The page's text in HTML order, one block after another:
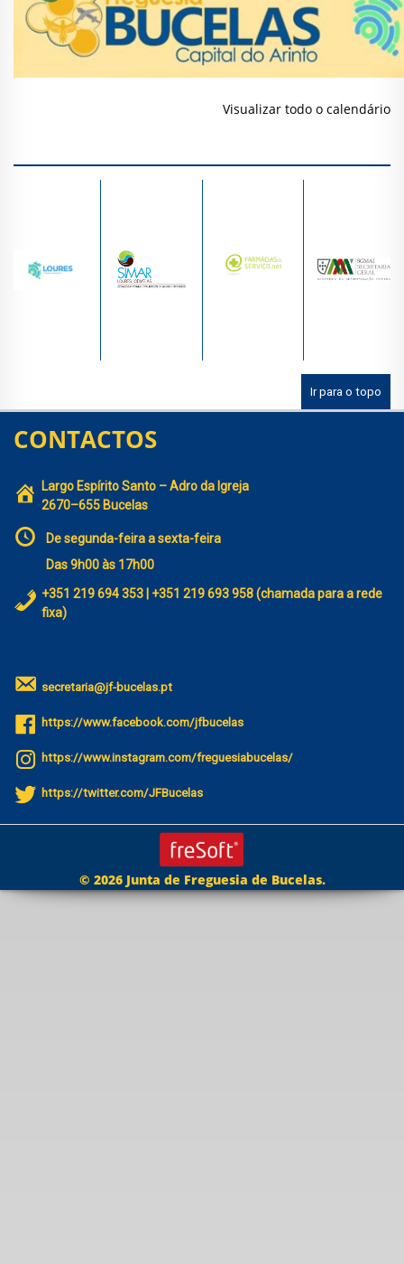
Visualizar todo o calendário
Ir para o topo
CONTACTOS
Largo Espírito Santo – Adro da Igreja
2670–655 Bucelas
De segunda-feira a sexta-feira
Das 9h00 às 17h00
+351 219 694 353 | +351 219 693 958 (chamada para a rede
fixa)
secretaria@jf-bucelas.pt
https://www.facebook.com/jfbucelas
https://www.instagram.com/freguesiabucelas/
https://twitter.com/JFBucelas
© 2026 Junta de Freguesia de Bucelas.